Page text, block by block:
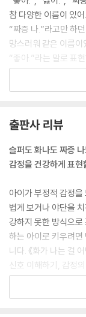
참 다양한 이름이 있어.
“짜증 나.”라고만 하
망스러워 같은 이름이
“좋아.”라는 말로 표
스러워, 사랑해 같은
--- p.8
감정은 모두 소중하고
아니, 좋은 감정과 나
있거든.
슬픔은 몸과 마음이
일에 맞설 용기를 주
와줘.
두려움은 위험한 일
--- p.16
출판사 리뷰
슬퍼도 화나도 짜증
감정을 건강하게 표
아이가 부정적 감정
볍게 보거나 야단을
강하지 못한 방식으로
하는 아이로 키우려
니다. 《화가 나는 걸
신호 이해하기, 감정
등을 차근차근 알려